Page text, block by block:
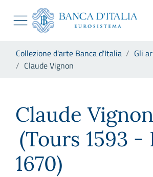
Skip to Main Content
Vai al sito istituzionale
Vai al menu di navigazione
Vai alla ricerca
Vai al footer
Collezione d'arte Banca d'Italia
Gli
Claude Vignon
Claude Vignon
(Tours 1593 -
1670)